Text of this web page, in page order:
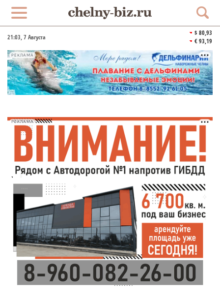
21:03, 7 Августа
$ 80,93
€ 93,19
РЕКЛАМА
РЕКЛАМА